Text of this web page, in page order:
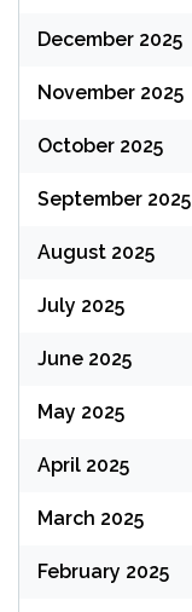
December 2025
November 2025
October 2025
September 2025
August 2025
July 2025
June 2025
May 2025
April 2025
March 2025
February 2025